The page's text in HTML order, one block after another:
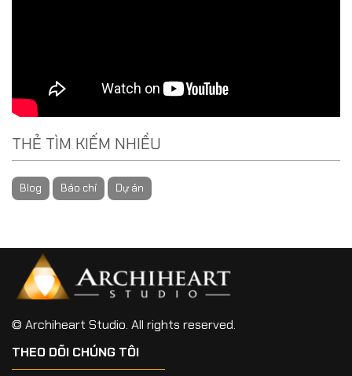
THẺ TÌM KIẾM NHIỀU
Blog Báo chí Dự án
© Archiheart Studio. All rights reserved.
THEO DÕI CHÚNG TÔI